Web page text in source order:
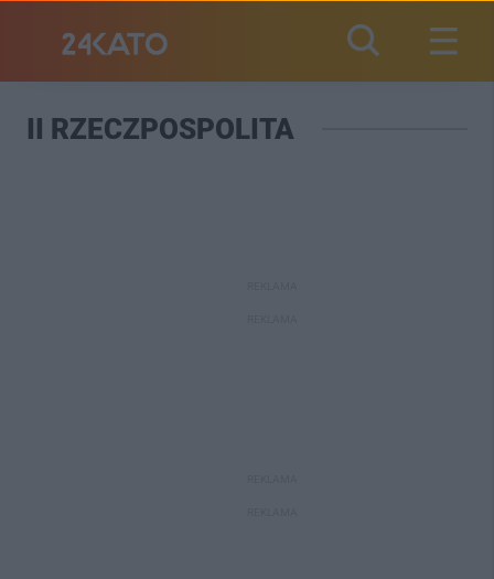
II RZECZPOSPOLITA